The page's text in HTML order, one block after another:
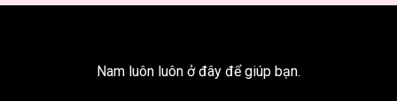
Nam luôn luôn ở đây để giúp bạn.